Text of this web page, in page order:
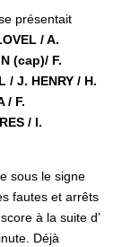
présentait
/ A.
(cap)/ F.
/ J. HENRY / H.
/ F.
/ I.
sous le signe
fautes et arrêts
à la suite d’
Déjà